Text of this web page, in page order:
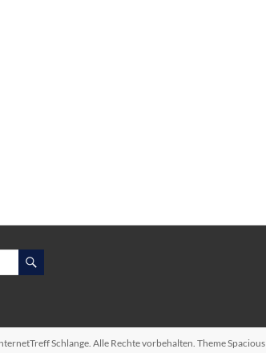
Schlange. Alle Rechte vorbehalten. ThemeSpacious